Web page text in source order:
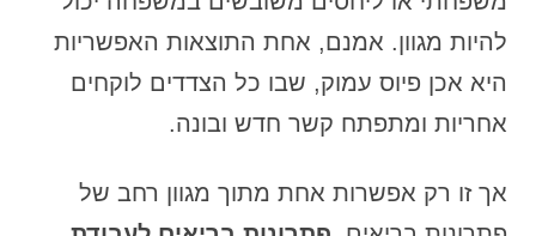
להיות מגוון. אמנם, אחת התוצאות האפשריות
היא אכן פיוס עמוק, שבו כל הצדדים לוקחים
אחריות ומתפתח קשר חדש ובונה.
אך זו רק אפשרות אחת מתוך מגוון רחב של